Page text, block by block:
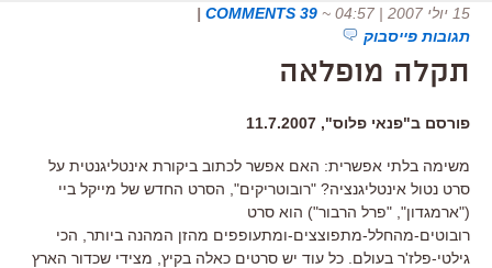
15 יולי 2007 | 04:57 ~
39 COMMENTS
|
תגובות פייסבוק
תקלה מופלאה
פורסם ב"פנאי פלוס", 11.7.2007
משימה בלתי אפשרית: האם אפשר לכתוב ביקורת אינטליגנטית על
סרט נטול אינטליגנציה? "רובוטריקים", הסרט החדש של מייקל ביי
("ארמגדון", "פרל הרבור") הוא סרט
רובוטים-מהחלל-מתפוצצים-ומתעופפים מהזן המהנה ביותר, הכי
גילטי-פלז'ר בעולם. כל עוד יש סרטים כאלה בקיץ, מצידי שכדור הארץ